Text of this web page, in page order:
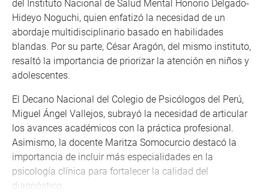
del Instituto Nacional de Salud Mental Honorio Delgado-
Hideyo Noguchi, quien enfatizó la necesidad de un
abordaje multidisciplinario basado en habilidades
blandas. Por su parte, César Aragón, del mismo instituto,
resaltó la importancia de priorizar la atención en niños y
adolescentes.
El Decano Nacional del Colegio de Psicólogos del Perú,
Miguel Ángel Vallejos, subrayó la necesidad de articular
los avances académicos con la práctica profesional.
Asimismo, la docente Maritza Somocurcio destacó la
importancia de incluir más especialidades en la
psicología clínica para fortalecer la calidad del
diagnóstico.